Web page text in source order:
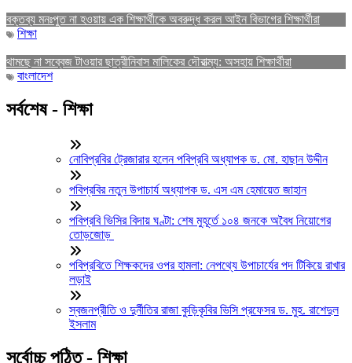
বক্তব্য মনঃপুত না হওয়ায় এক শিক্ষার্থীকে অবরুদ্ধ করল আইন বিভাগের শিক্ষার্থীরা
শিক্ষা
থামছে না সব্বেজ টাওয়ার ছাত্রীনিবাস মালিকের দৌরাত্ম্য: অসহায় শিক্ষার্থীরা
বাংলাদেশ
সর্বশেষ - শিক্ষা
নোবিপ্রবির ট্রেজারার হলেন পবিপ্রবি অধ্যাপক ড. মো. হাছান উদ্দীন
পবিপ্রবির নতুন উপাচার্য অধ্যাপক ড. এস এম হেমায়েত জাহান
পবিপ্রবি ভিসির বিদায় ঘণ্টা: শেষ মুহূর্তে ১০৪ জনকে অবৈধ নিয়োগের
তোড়জোড়
পবিপ্রবিতে শিক্ষকদের ওপর হামলা: নেপথ্যে উপাচার্যের পদ টিকিয়ে রাখার
লড়াই
স্বজনপ্রীতি ও দুর্নীতির রাজা কুড়িকৃবির ভিসি প্রফেসর ড. মুহ. রাশেদুল
ইসলাম
সর্বোচ্চ পঠিত - শিক্ষা